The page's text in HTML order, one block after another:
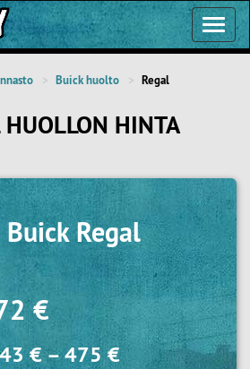
Buick huolto Regal
HUOLLON HINTA
Buick Regal
€
43 €–475 €